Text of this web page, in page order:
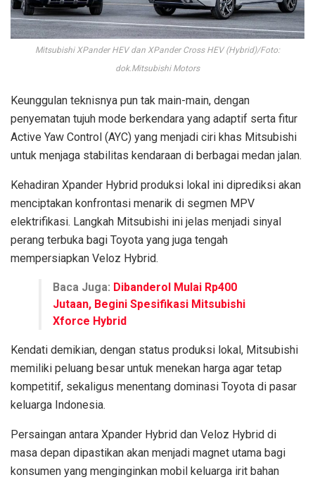
Mitsubishi XPander HEV dan XPander Cross HEV (Hybrid)/Foto:
dok.Mitsubishi Motors
Keunggulan teknisnya pun tak main-main, dengan
penyematan tujuh mode berkendara yang adaptif serta fitur
Active Yaw Control (AYC) yang menjadi ciri khas Mitsubishi
untuk menjaga stabilitas kendaraan di berbagai medan jalan.
Kehadiran Xpander Hybrid produksi lokal ini diprediksi akan
menciptakan konfrontasi menarik di segmen MPV
elektrifikasi. Langkah Mitsubishi ini jelas menjadi sinyal
perang terbuka bagi Toyota yang juga tengah
mempersiapkan Veloz Hybrid.
Baca Juga: Dibanderol Mulai Rp400
Jutaan, Begini Spesifikasi Mitsubishi
Xforce Hybrid
Kendati demikian, dengan status produksi lokal, Mitsubishi
memiliki peluang besar untuk menekan harga agar tetap
kompetitif, sekaligus menentang dominasi Toyota di pasar
keluarga Indonesia.
Persaingan antara Xpander Hybrid dan Veloz Hybrid di
masa depan dipastikan akan menjadi magnet utama bagi
konsumen yang menginginkan mobil keluarga irit bahan